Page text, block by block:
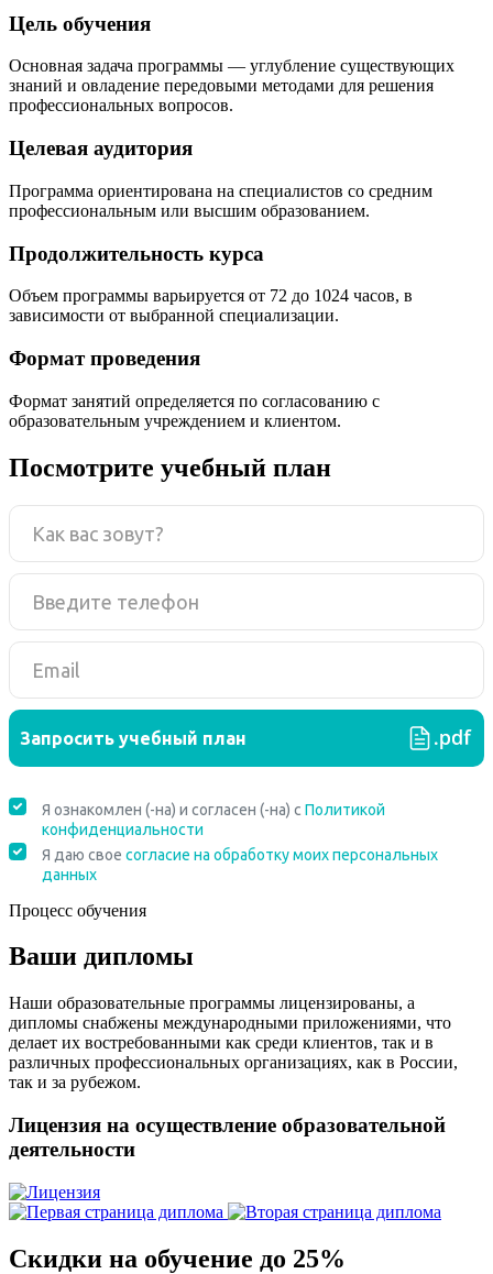
Цель обучения
Основная задача программы — углубление существующих
знаний и овладение передовыми методами для решения
профессиональных вопросов.
Целевая аудитория
Программа ориентирована на специалистов со средним
профессиональным или высшим образованием.
Продолжительность курса
Объем программы варьируется от 72 до 1024 часов, в
зависимости от выбранной специализации.
Формат проведения
Формат занятий определяется по согласованию с
образовательным учреждением и клиентом.
Посмотрите учебный план
Процесс обучения
Ваши дипломы
Наши образовательные программы лицензированы, а
дипломы снабжены международными приложениями, что
делает их востребованными как среди клиентов, так и в
различных профессиональных организациях, как в России,
так и за рубежом.
Лицензия на осуществление образовательной
деятельности
Скидки на обучение до 25%